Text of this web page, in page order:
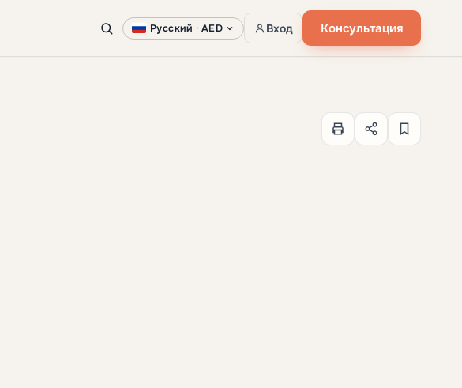
Русский · AED Вход Консультация